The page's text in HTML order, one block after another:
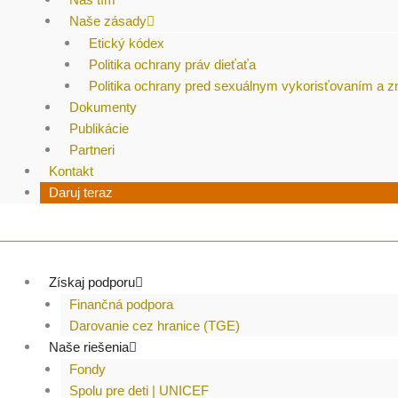
Naše zásady
Etický kódex
Politika ochrany práv dieťaťa
Politika ochrany pred sexuálnym vykorisťovaním a
Dokumenty
Publikácie
Partneri
Kontakt
Daruj teraz
Získaj podporu
Finančná podpora
Darovanie cez hranice (TGE)
Naše riešenia
Fondy
Spolu pre deti | UNICEF